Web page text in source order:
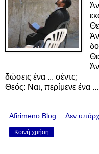
δώσεις ένα ... σέντς;
Θεός: Ναι, περίμενε ένα
Afirimeno Blog Δεν
Κοινή χρήση